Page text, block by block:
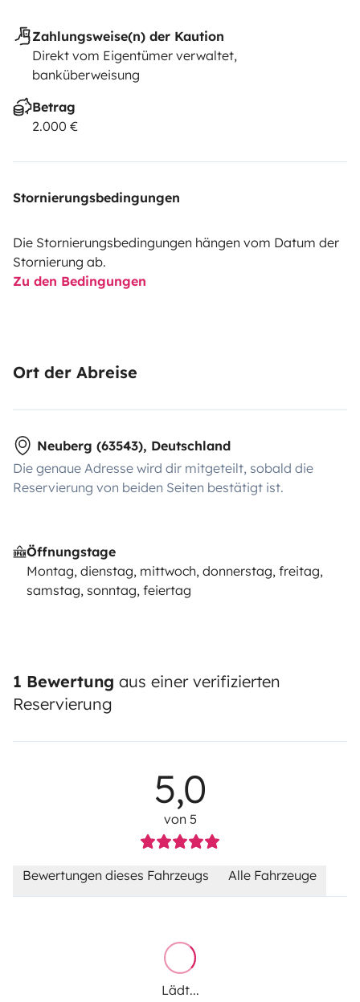
Zahlungsweise(n) der Kaution
Direkt vom Eigentümer verwaltet,
banküberweisung
Betrag
2.000 €
Stornierungsbedingungen
Die Stornierungsbedingungen hängen vom Datum der
Stornierung ab.
Zu den Bedingungen
Ort der Abreise
Neuberg (63543), Deutschland
Die genaue Adresse wird dir mitgeteilt, sobald die
Reservierung von beiden Seiten bestätigt ist.
Öffnungstage
Montag, dienstag, mittwoch, donnerstag, freitag,
samstag, sonntag, feiertag
1 Bewertung aus einer verifizierten
Reservierung
5,0
von 5
Bewertungen dieses Fahrzeugs Alle Fahrzeuge
Lädt...